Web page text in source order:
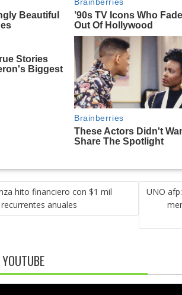
hito financiero con $1 mil
anuales
UNO